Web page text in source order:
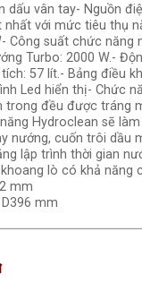
vân tay- Nguồn
với mức tiêu thụ
Công suất chức năng
Turbo: 2000 W.-
57 lít.- Bảng điều
Led hiển thị- Chức
trong đều được tráng
Hydroclean sẽ
nướng, cuốn trôi dầu
lập trình thời gian
lò có khả năng
mm
mm